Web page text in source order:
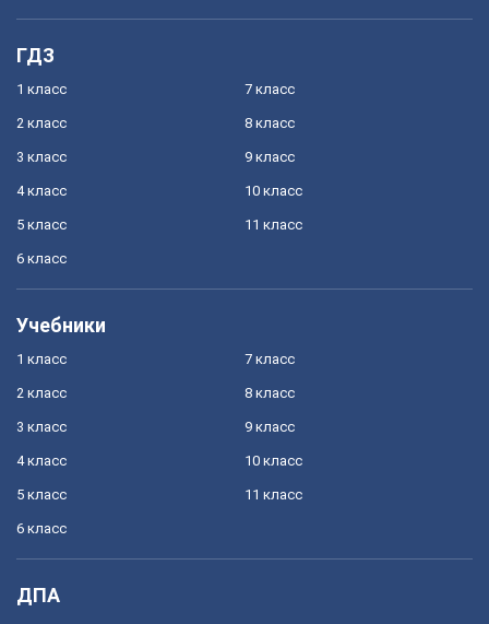
ГДЗ
1 класс
2 класс
3 класс
4 класс
5 класс
6 класс
7 класс
8 класс
9 класс
10 класс
11 класс
Учебники
1 класс
2 класс
3 класс
4 класс
5 класс
6 класс
7 класс
8 класс
9 класс
10 класс
11 класс
ДПА